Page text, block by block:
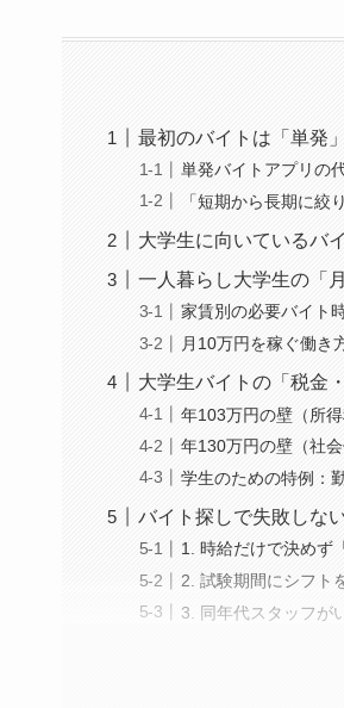
最初のバイトは「単発
単発バイトアプリの
「短期から長期に絞
大学生に向いているバ
一人暮らし大学生の「
家賃別の必要バイト
月10万円を稼ぐ働き
大学生バイトの「税金
年103万円の壁（所得
年130万円の壁（社会
学生のための特例：
バイト探しで失敗しな
1. 時給だけで決めず
2. 試験期間にシフト
3. 同年代スタッフが